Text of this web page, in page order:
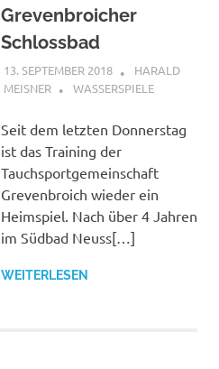
Grevenbroicher
Schlossbad
13. SEPTEMBER 2018
HARALD
MEISNER
WASSERSPIELE
Seit dem letzten Donnerstag
ist das Training der
Tauchsportgemeinschaft
Grevenbroich wieder ein
Heimspiel. Nach über 4 Jahren
im Südbad Neuss[…]
WEITERLESEN